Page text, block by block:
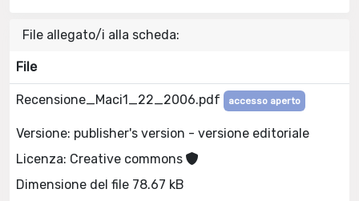
File allegato/i alla scheda:
File
Recensione_Maci1_22_2006.pdf accesso aperto
Versione: publisher's version - versione editoriale
Licenza: Creative commons
Dimensione del file 78.67 kB